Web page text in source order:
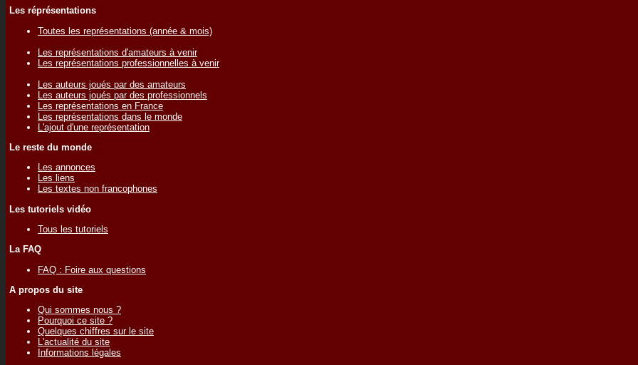
Les réprésentations
Toutes les représentations (année & mois)
Les représentations d'amateurs à venir
Les représentations professionnelles à venir
Les auteurs joués par des amateurs
Les auteurs joués par des professionnels
Les représentations en France
Les représentations dans le monde
L'ajout d'une représentation
Le reste du monde
Les annonces
Les liens
Les textes non francophones
Les tutoriels vidéo
Tous les tutoriels
La FAQ
FAQ : Foire aux questions
A propos du site
Qui sommes nous ?
Pourquoi ce site ?
Quelques chiffres sur le site
L'actualité du site
Informations légales